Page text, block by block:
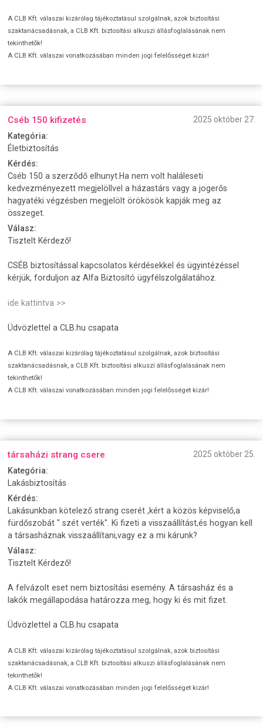
A CLB Kft. válaszai kizárólag tájékoztatásul szolgálnak, azok biztosítási
szaktanácsadásnak, a CLB Kft. biztosítási alkuszi állásfoglalásának nem
tekinthetők!
A CLB Kft. válaszai vonatkozásában minden jogi felelősséget kizár!
Cséb 150 kifizetés
2025 október 27.
Kategória:
Életbiztosítás
Kérdés:
Cséb 150 a szerződő elhunyt.Ha nem volt haláleseti
kedvezményezett megjelöllvel a házastárs vagy a jogerős
hagyatéki végzésben megjelölt örökösök kapják meg az
összeget.
Válasz:
Tisztelt Kérdező!
CSÉB biztosítással kapcsolatos kérdésekkel és ügyintézéssel
kérjük, forduljon az Alfa Biztosító ügyfélszolgálatához.
ide kattintva >>
Üdvözlettel a CLB.hu csapata
A CLB Kft. válaszai kizárólag tájékoztatásul szolgálnak, azok biztosítási
szaktanácsadásnak, a CLB Kft. biztosítási alkuszi állásfoglalásának nem
tekinthetők!
A CLB Kft. válaszai vonatkozásában minden jogi felelősséget kizár!
társaházi strang csere
2025 október 25.
Kategória:
Lakásbiztosítás
Kérdés:
Lakásunkban kötelező strang cserét ,kért a közös képviselő,a
fürdőszobát " szét verték". Ki fizeti a visszaállítást,és hogyan kell
a társasháznak visszaállítani,vagy ez a mi kárunk?
Válasz:
Tisztelt Kérdező!
A felvázolt eset nem biztosítási esemény. A társasház és a
lakók megállapodása határozza meg, hogy ki és mit fizet.
Üdvözlettel a CLB.hu csapata
A CLB Kft. válaszai kizárólag tájékoztatásul szolgálnak, azok biztosítási
szaktanácsadásnak, a CLB Kft. biztosítási alkuszi állásfoglalásának nem
tekinthetők!
A CLB Kft. válaszai vonatkozásában minden jogi felelősséget kizár!